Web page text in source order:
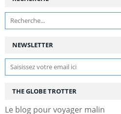
NEWSLETTER
THE GLOBE TROTTER
Le blog pour voyager malin